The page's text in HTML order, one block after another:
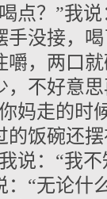
点？”我
手没接，
嚼，两口
，不好意
妈走的时
的饭碗还
说：“我
：“无论什